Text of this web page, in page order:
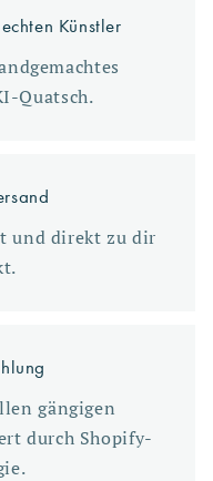
Künstler
Quatsch.
und direkt zu dir
gängigen
durch Shopify-